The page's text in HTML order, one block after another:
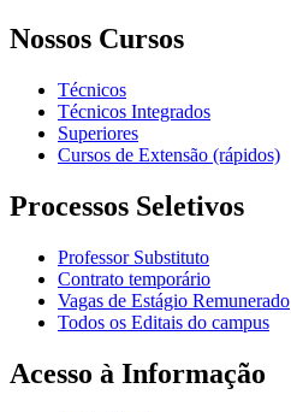
Nossos Cursos
Técnicos
Técnicos Integrados
Superiores
Cursos de Extensão (rápidos)
Processos Seletivos
Professor Substituto
Contrato temporário
Vagas de Estágio Remunerado
Todos os Editais do campus
Acesso à Informação